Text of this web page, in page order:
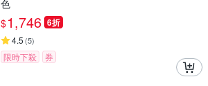
色
$1,746 6折
4.5 (5)
限時下殺 券